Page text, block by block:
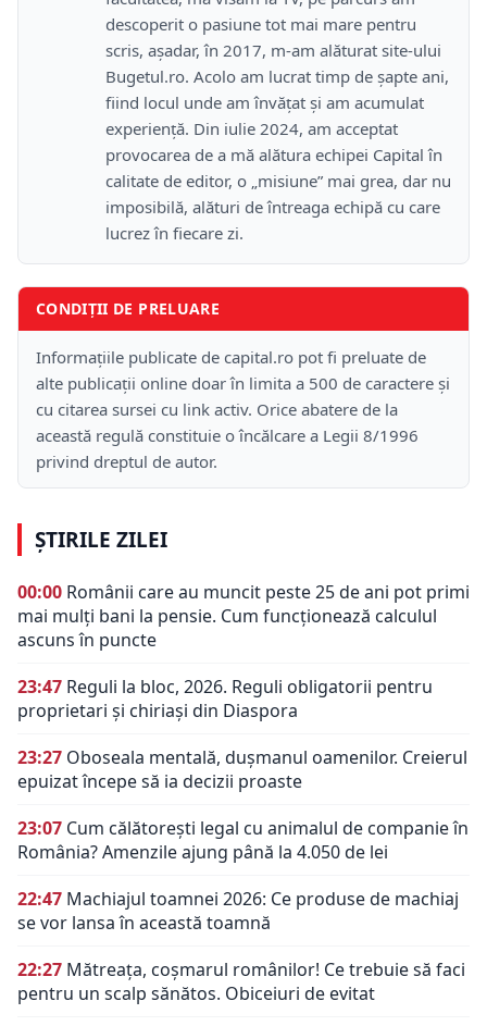
descoperit o pasiune tot mai mare pentru
scris, așadar, în 2017, m-am alăturat site-ului
Bugetul.ro. Acolo am lucrat timp de șapte ani,
fiind locul unde am învățat și am acumulat
experiență. Din iulie 2024, am acceptat
provocarea de a mă alătura echipei Capital în
calitate de editor, o „misiune” mai grea, dar nu
imposibilă, alături de întreaga echipă cu care
lucrez în fiecare zi.
CONDIȚII DE PRELUARE
Informațiile publicate de capital.ro pot fi preluate de
alte publicații online doar în limita a 500 de caractere și
cu citarea sursei cu link activ. Orice abatere de la
această regulă constituie o încălcare a Legii 8/1996
privind dreptul de autor.
ȘTIRILE ZILEI
00:00 Românii care au muncit peste 25 de ani pot primi
mai mulți bani la pensie. Cum funcționează calculul
ascuns în puncte
23:47 Reguli la bloc, 2026. Reguli obligatorii pentru
proprietari și chiriași din Diaspora
23:27 Oboseala mentală, dușmanul oamenilor. Creierul
epuizat începe să ia decizii proaste
23:07 Cum călătorești legal cu animalul de companie în
România? Amenzile ajung până la 4.050 de lei
22:47 Machiajul toamnei 2026: Ce produse de machiaj
se vor lansa în această toamnă
22:27 Mătreața, coșmarul românilor! Ce trebuie să faci
pentru un scalp sănătos. Obiceiuri de evitat